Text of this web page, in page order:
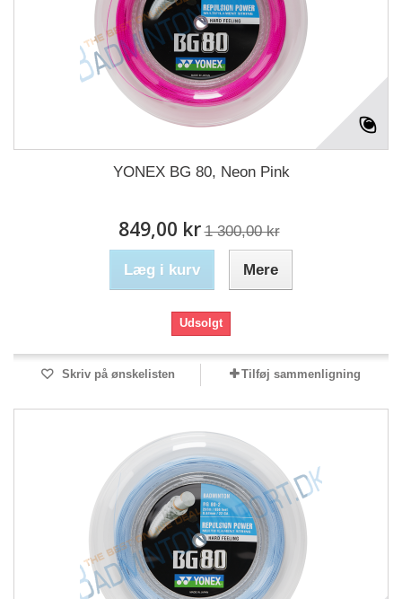
YONEX BG 80, Neon Pink
849,00 kr 1 300,00 kr
Læg i kurv Mere
Udsolgt
Skriv på ønskelisten Tilføj sammenligning